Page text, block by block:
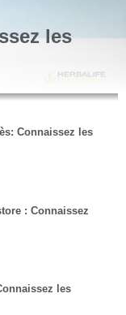
les
Connaissez les
: Connaissez
les